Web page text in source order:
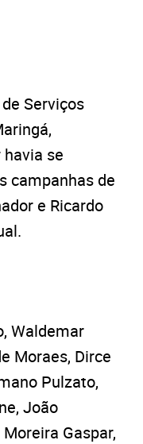
Serviços
se
campanhas de
e Ricardo
Waldemar
Moraes, Dirce
Pulzato,
João
Gaspar,